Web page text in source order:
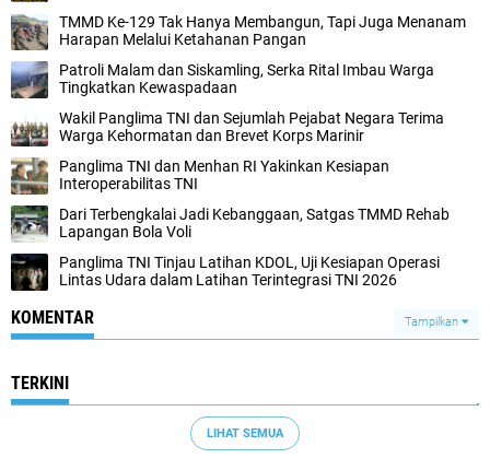
TMMD Ke-129 Tak Hanya Membangun, Tapi Juga Menanam
Harapan Melalui Ketahanan Pangan
Patroli Malam dan Siskamling, Serka Rital Imbau Warga
Tingkatkan Kewaspadaan
Wakil Panglima TNI dan Sejumlah Pejabat Negara Terima
Warga Kehormatan dan Brevet Korps Marinir
Panglima TNI dan Menhan RI Yakinkan Kesiapan
Interoperabilitas TNI
Dari Terbengkalai Jadi Kebanggaan, Satgas TMMD Rehab
Lapangan Bola Voli
Panglima TNI Tinjau Latihan KDOL, Uji Kesiapan Operasi
Lintas Udara dalam Latihan Terintegrasi TNI 2026
KOMENTAR Tampilkan
TERKINI
LIHAT SEMUA